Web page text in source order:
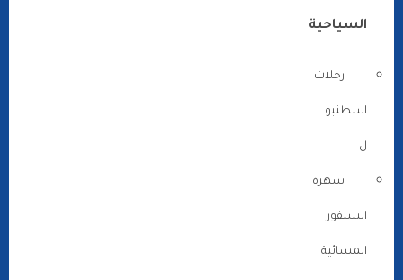
السياحية
رحلات
اسطنبو
ل
سهرة
البسفور
المسائية